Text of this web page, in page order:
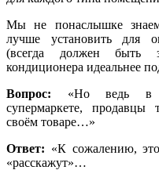
Мы не понаслышке
лучше установить для
(всегда должен быть
кондиционера идеальнее
Вопрос: «Но ведь в
супермаркете, продавцы
своём товаре…»
Ответ: «К сожалению,
«расскажут»…